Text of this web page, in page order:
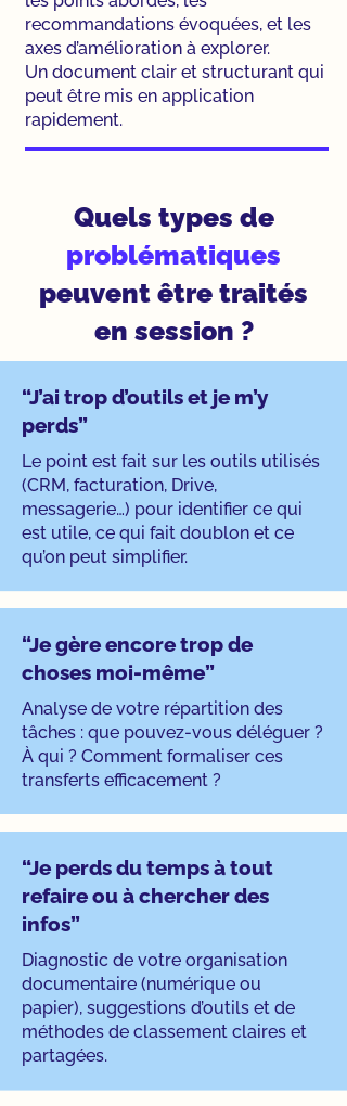
recommandations évoquées, et les
axes d’amélioration à explorer.
Un document clair et structurant qui
peut être mis en application
rapidement.
Quels types de
problématiques
peuvent être traités
en session ?
“J’ai trop d’outils et je m’y
perds”
Le point est fait sur les outils utilisés
(CRM, facturation, Drive,
messagerie…) pour identifier ce qui
est utile, ce qui fait doublon et ce
qu’on peut simplifier.
“Je gère encore trop de
choses moi-même”
Analyse de votre répartition des
tâches : que pouvez-vous déléguer ?
À qui ? Comment formaliser ces
transferts efficacement ?
“Je perds du temps à tout
refaire ou à chercher des
infos”
Diagnostic de votre organisation
documentaire (numérique ou
papier), suggestions d’outils et de
méthodes de classement claires et
partagées.